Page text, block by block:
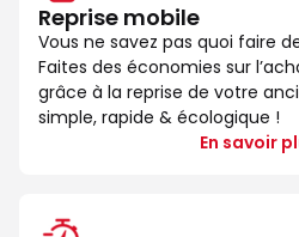
Reprise mobile
Vous ne savez pas quoi faire
Faites des économies sur
grâce à la reprise de votre
simple, rapide & écologique !
En savoir